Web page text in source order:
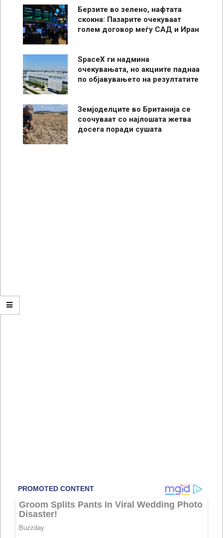
Берзите во зелено, нафтата
скокна: Пазарите очекуваат
голем договор меѓу САД и Иран
SpaceX ги надмина
очекувањата, но акциите паднаа
по објавувањето на резултатите
Земјоделците во Британија се
соочуваат со најлошата жетва
досега поради сушата